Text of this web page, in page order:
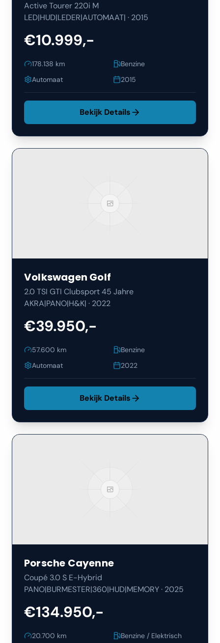
Active Tourer 220i M
LED|HUD|LEDER|AUTOMAAT| · 2015
€10.999,-
178.138 km
Benzine
Automaat
2015
Bekijk Details
Volkswagen Golf
2.0 TSI GTI Clubsport 45 Jahre
AKRA|PANO|H&K| · 2022
€39.950,-
57.600 km
Benzine
Automaat
2022
Bekijk Details
Porsche Cayenne
Coupé 3.0 S E-Hybrid
PANO|BURMESTER|360|HUD|MEMORY· 2025
€134.950,-
20.700 km Benzine / Elektrisch